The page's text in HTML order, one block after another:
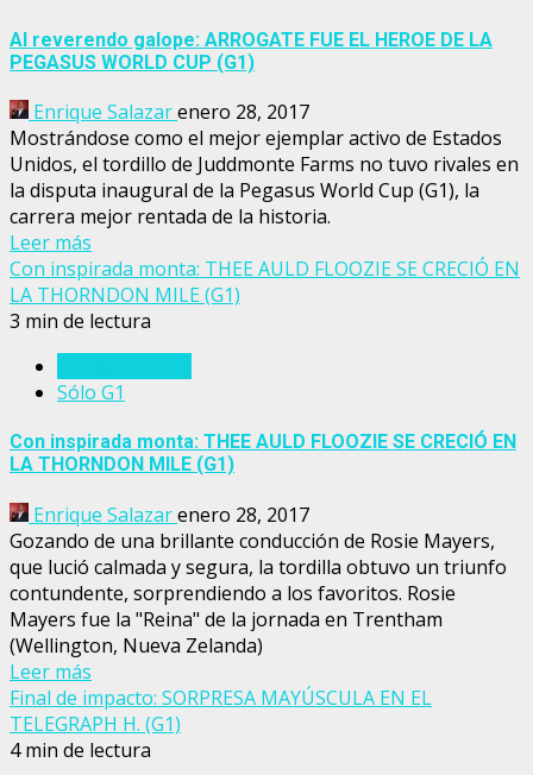
Al reverendo galope: ARROGATE FUE EL HEROE DE LA
PEGASUS WORLD CUP (G1)
Enrique Salazarenero 28, 2017
Mostrándose como el mejor ejemplar activo de Estados
Unidos, el tordillo de Juddmonte Farms no tuvo rivales en
la disputa inaugural de la Pegasus World Cup (G1), la
carrera mejor rentada de la historia.
Leer más
Con inspirada monta: THEE AULD FLOOZIE SE CRECIÓ EN
LA THORNDON MILE (G1)
3 min de lectura
Sólo G1
Con inspirada monta: THEE AULD FLOOZIE SE CRECIÓ EN
LA THORNDON MILE (G1)
Enrique Salazarenero 28, 2017
Gozando de una brillante conducción de Rosie Mayers,
que lució calmada y segura, la tordilla obtuvo un triunfo
contundente, sorprendiendo a los favoritos. Rosie
Mayers fue la "Reina" de la jornada en Trentham
(Wellington, Nueva Zelanda)
Leer más
Final de impacto: SORPRESA MAYÚSCULA EN EL
TELEGRAPH H. (G1)
4 min de lectura